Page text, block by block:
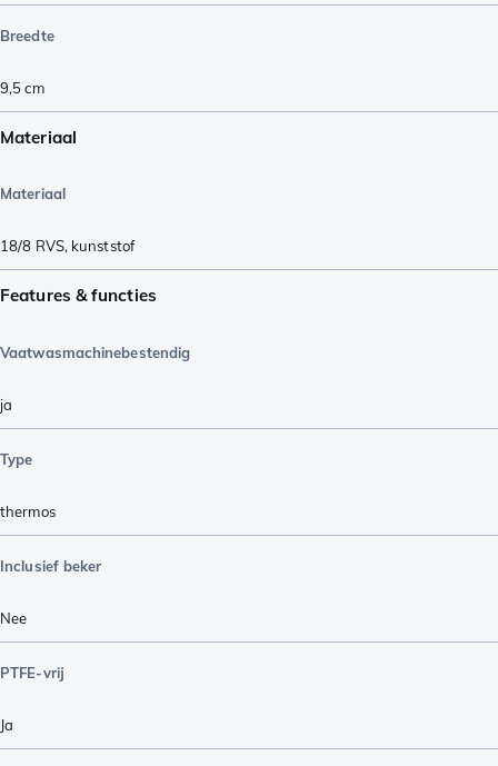
Breedte
9,5cm
Materiaal
Materiaal
18/8 RVS, kunststof
Features & functies
Vaatwasmachinebestendig
ja
Type
thermos
Inclusief beker
Nee
PTFE-vrij
Ja